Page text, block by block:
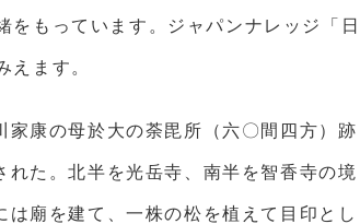
もっています。ジャパンナレッジ「日
えます。
家康の母於大の荼毘所（六〇間四方）跡
た。北半を光岳寺、南半を智香寺の境
廟を建て、一株の松を植えて目印とし